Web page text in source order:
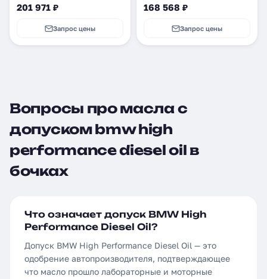
201 971 ₽
Запрос цены
168 568 ₽
Запрос цены
Вопросы про масла с
допуском bmw high
performance diesel oil в
бочках
Что означает допуск BMW High
Performance Diesel Oil?
Допуск BMW High Performance Diesel Oil — это
одобрение автопроизводителя, подтверждающее
что масло прошло лабораторные и моторные